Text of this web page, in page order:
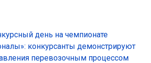
день на чемпионате
конкурсанты демонстрируют
перевозочным процессом